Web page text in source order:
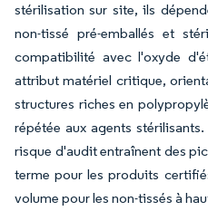
stérilisation sur site, ils
non-tissé pré-emballés et
compatibilité avec l'oxyde
attribut matériel critique,
structures riches en
répétée aux agents
risque d'audit entraînent des
terme pour les produits
volume pour les non-tissés à